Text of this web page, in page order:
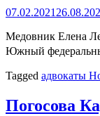
07.02.2021
Медовник Елена
Южный
Tagged адвокаты
Погосова